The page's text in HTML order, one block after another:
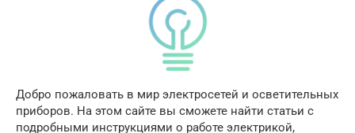
Добро пожаловать в мир электросетей и осветительных
приборов. На этом сайте вы сможете найти статьи с
подробными инструкциями о работе электрикой,